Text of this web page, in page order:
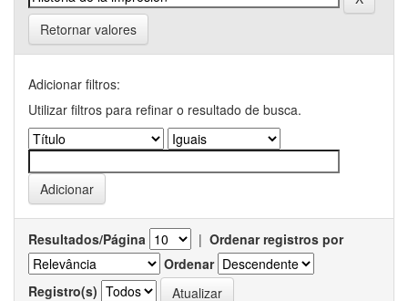
Retornar valores
Adicionar filtros:
Utilizar filtros para refinar o resultado de busca.
Resultados/Página | Ordenar registros por
Ordenar
Registro(s)